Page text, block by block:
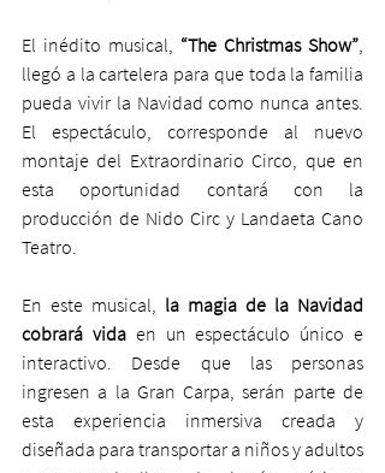
El inédito musical, “The Christmas Show”,
llegó a la cartelera para que toda la familia
pueda vivir la Navidad como nunca antes.
El espectáculo, corresponde al nuevo
montaje del Extraordinario Circo, que en
esta oportunidad contará con la
producción de Nido Circ y Landaeta Cano
Teatro.
En este musical, la magia de la Navidad
cobrará vida en un espectáculo único e
interactivo. Desde que las personas
ingresen a la Gran Carpa, serán parte de
esta experiencia inmersiva creada y
diseñada para transportar a niños y adultos